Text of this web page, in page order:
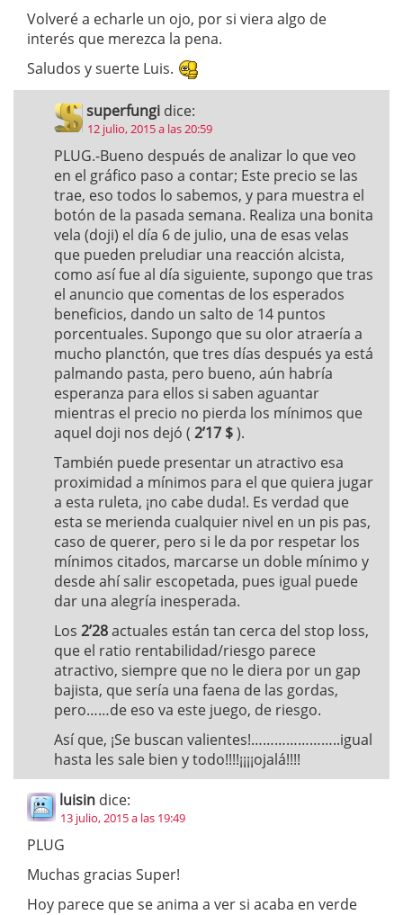
Volveré a echarle un ojo, por si viera algo de
interés que merezca la pena.
Saludos y suerte Luis.
superfungi dice:
12 julio, 2015 a las 20:59
PLUG.-Bueno después de analizar lo que veo
en el gráfico paso a contar; Este precio se las
trae, eso todos lo sabemos, y para muestra el
botón de la pasada semana. Realiza una bonita
vela (doji) el día 6 de julio, una de esas velas
que pueden preludiar una reacción alcista,
como así fue al día siguiente, supongo que tras
el anuncio que comentas de los esperados
beneficios, dando un salto de 14 puntos
porcentuales. Supongo que su olor atraería a
mucho planctón, que tres días después ya está
palmando pasta, pero bueno, aún habría
esperanza para ellos si saben aguantar
mientras el precio no pierda los mínimos que
aquel doji nos dejó ( 2’17 $).
También puede presentar un atractivo esa
proximidad a mínimos para el que quiera jugar
a esta ruleta, ¡no cabe duda!. Es verdad que
esta se merienda cualquier nivel en un pis pas,
caso de querer, pero si le da por respetar los
mínimos citados, marcarse un doble mínimo y
desde ahí salir escopetada, pues igual puede
dar una alegría inesperada.
Los 2’28actuales están tan cerca del stop loss,
que el ratio rentabilidad/riesgo parece
atractivo, siempre que no le diera por un gap
bajista, que sería una faena de las gordas,
pero……de eso va este juego, de riesgo.
Así que, ¡Se buscan valientes!…………………..igual
hasta les sale bien y todo!!!!¡¡¡¡ojalá!!!!
luisin dice:
13 julio, 2015 a las 19:49
PLUG
Muchas gracias Super!
Hoy parece que se anima a ver si acaba en verde